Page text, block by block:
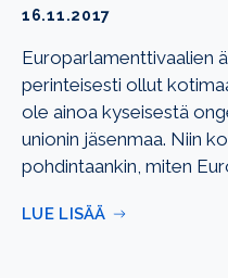
16.11.2017
Europarlamenttivaalien
perinteisesti ollut
ole ainoa kyseisestä
unionin jäsenmaa. Niin
pohdintaankin, miten
LUE LISÄÄ